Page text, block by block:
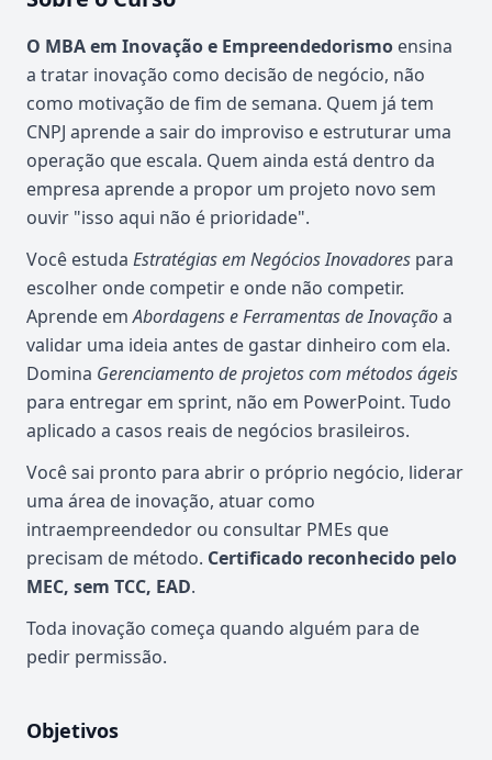
Atualizado em abril de 2026
O MBA em Inovação e Empreendedorismo ensina
a tratar inovação como decisão de negócio, não
como motivação de fim de semana. Quem já tem
CNPJ aprende a sair do improviso e estruturar uma
operação que escala. Quem ainda está dentro da
empresa aprende a propor um projeto novo sem
ouvir "isso aqui não é prioridade".
Você estuda Estratégias em Negócios Inovadores para
escolher onde competir e onde não competir.
Aprende emAbordagens e Ferramentas de Inovaçãoa
validar uma ideia antes de gastar dinheiro com ela.
Domina Gerenciamento de projetos com métodos ágeis
para entregar em sprint, não em PowerPoint. Tudo
aplicado a casos reais de negócios brasileiros.
Você sai pronto para abrir o próprio negócio, liderar
uma área de inovação, atuar como
intraempreendedor ou consultar PMEs que
precisam de método. Certificado reconhecido pelo
MEC, sem TCC, EAD.
Toda inovação começa quando alguém para de
pedir permissão.
Objetivos